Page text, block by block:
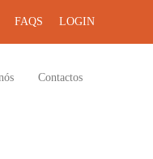
FAQS LOGIN
Contactos